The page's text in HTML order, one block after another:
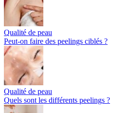
Qualité de peau
Peut-on faire des peelings ciblés ?
Qualité de peau
Quels sont les différents peelings ?